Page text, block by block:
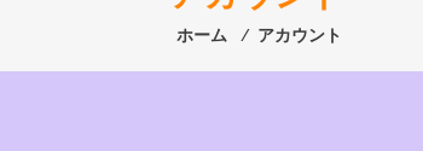
ホーム ⁄ アカウント